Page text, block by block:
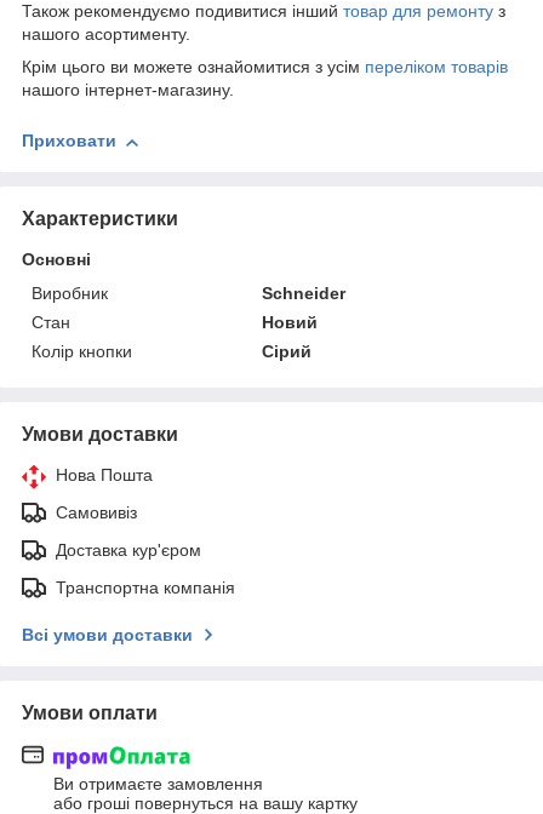
Також рекомендуємо подивитися інший товар для ремонту з
нашого асортименту.
Крім цього ви можете ознайомитися з усім переліком товарів
нашого інтернет-магазину.
Приховати
Характеристики
Основні
Виробник
Schneider
Стан
Новий
Колір кнопки
Сірий
Умови доставки
Нова Пошта
Самовивіз
Доставка кур'єром
Транспортна компанія
Всі умови доставки
Умови оплати
Ви отримаєте замовлення
або гроші повернуться на вашу картку